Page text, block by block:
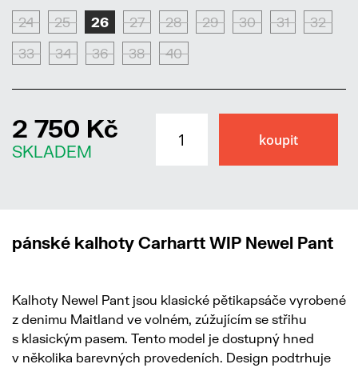
24 25 26 27 28 29 30 31 32
33 34 36 38 40
2 750 Kč
SKLADEM
pánské kalhoty Carhartt WIP Newel Pant
Kalhoty Newel Pant jsou klasické pětikapsáče vyrobené
z denimu Maitland ve volném, zúžujícím se střihu
s klasickým pasem. Tento model je dostupný hned
v několika barevných provedeních. Design podtrhuje